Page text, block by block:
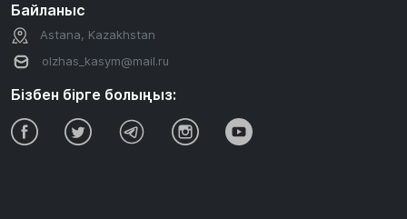
Байланыс
Astana, Kazakhstan
olzhas_kasym@mail.ru
Бізбен бірге болыңыз: